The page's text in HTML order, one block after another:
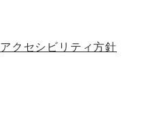
アクセシビリティ方針